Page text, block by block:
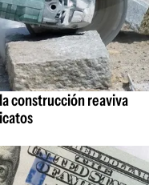
construcción reaviva